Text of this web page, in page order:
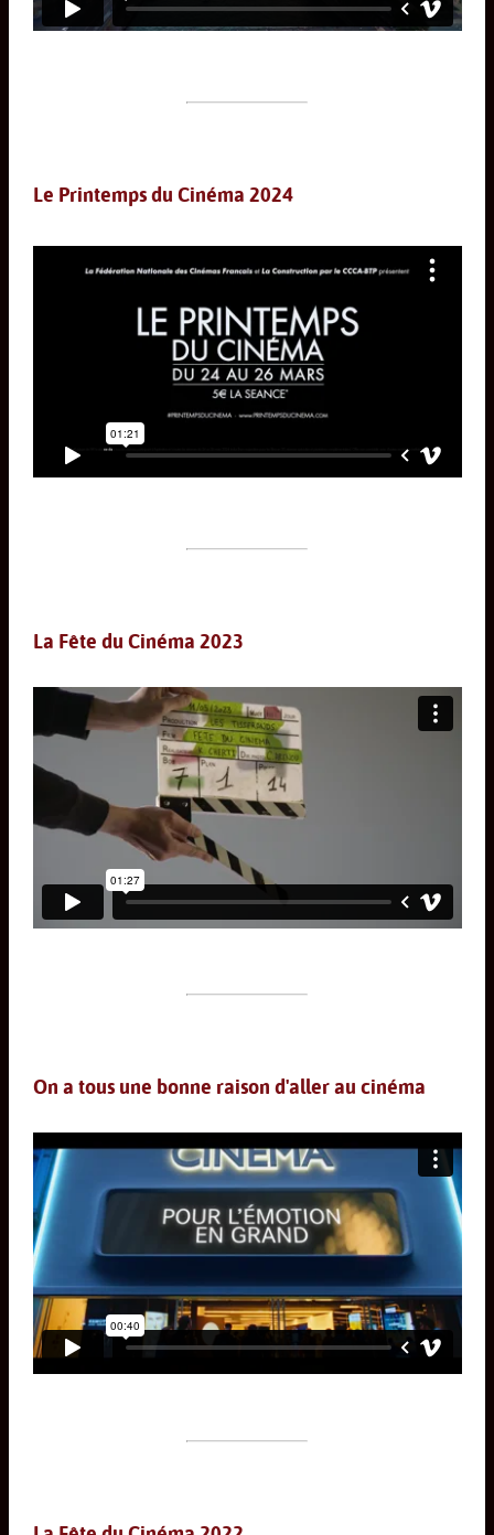
Le Printemps du Cinéma 2024
La Fête du Cinéma 2023
On a tous une bonne raison d'aller au cinéma